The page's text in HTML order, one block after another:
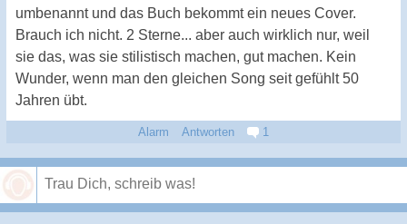
umbenannt und das Buch bekommt ein neues Cover.
Brauch ich nicht. 2 Sterne... aber auch wirklich nur, weil
sie das, was sie stilistisch machen, gut machen. Kein
Wunder, wenn man den gleichen Song seit gefühlt 50
Jahren übt.
Alarm Antworten 1